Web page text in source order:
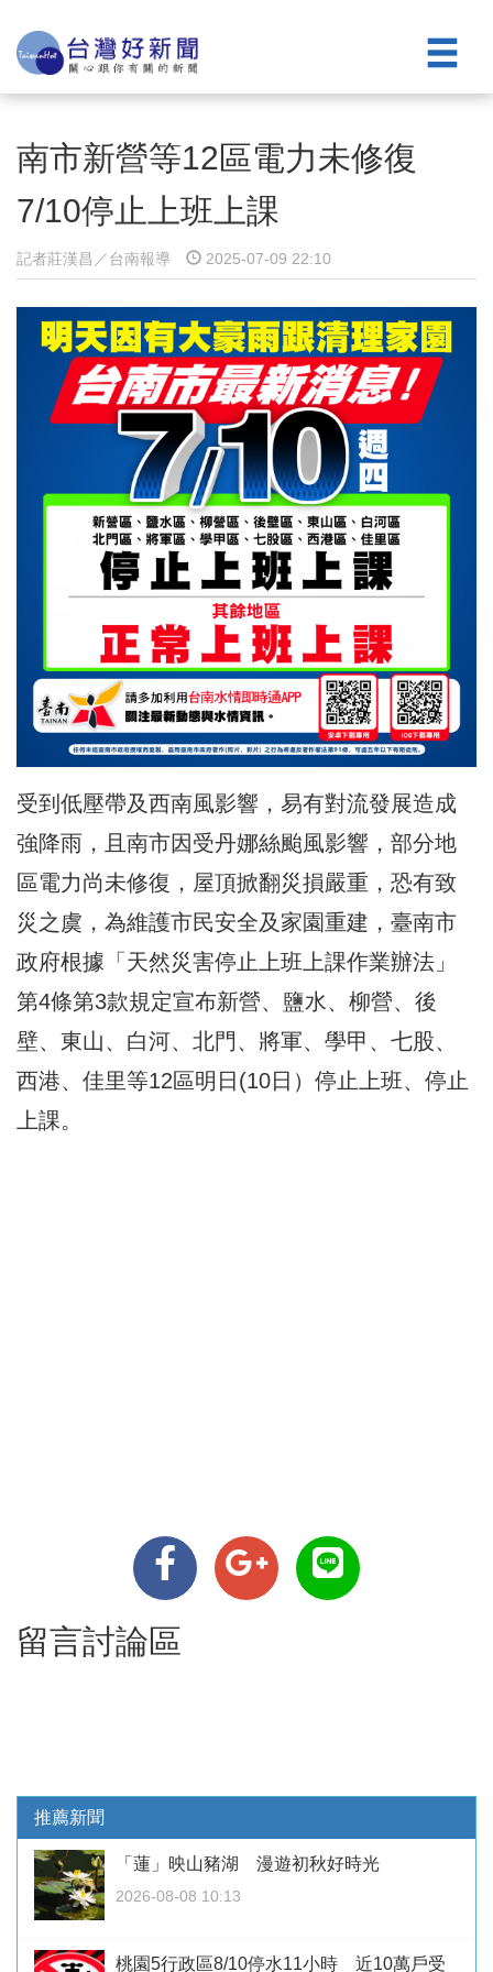
南市新營等12區電力未修復
7/10停止上班上課
記者莊漢昌／台南報導 2025-07-09 22:10
受到低壓帶及西南風影響，易有對流發展造成
強降雨，且南市因受丹娜絲颱風影響，部分地
區電力尚未修復，屋頂掀翻災損嚴重，恐有致
災之虞，為維護市民安全及家園重建，臺南市
政府根據「天然災害停止上班上課作業辦法」
第4條第3款規定宣布新營、鹽水、柳營、後
壁、東山、白河、北門、將軍、學甲、七股、
西港、佳里等12區明日(10日）停止上班、停止
上課。
留言討論區
推薦新聞
「蓮」映山豬湖 漫遊初秋好時光
2026-08-08 10:13
桃園5行政區8/10停水11小時 近10萬戶受